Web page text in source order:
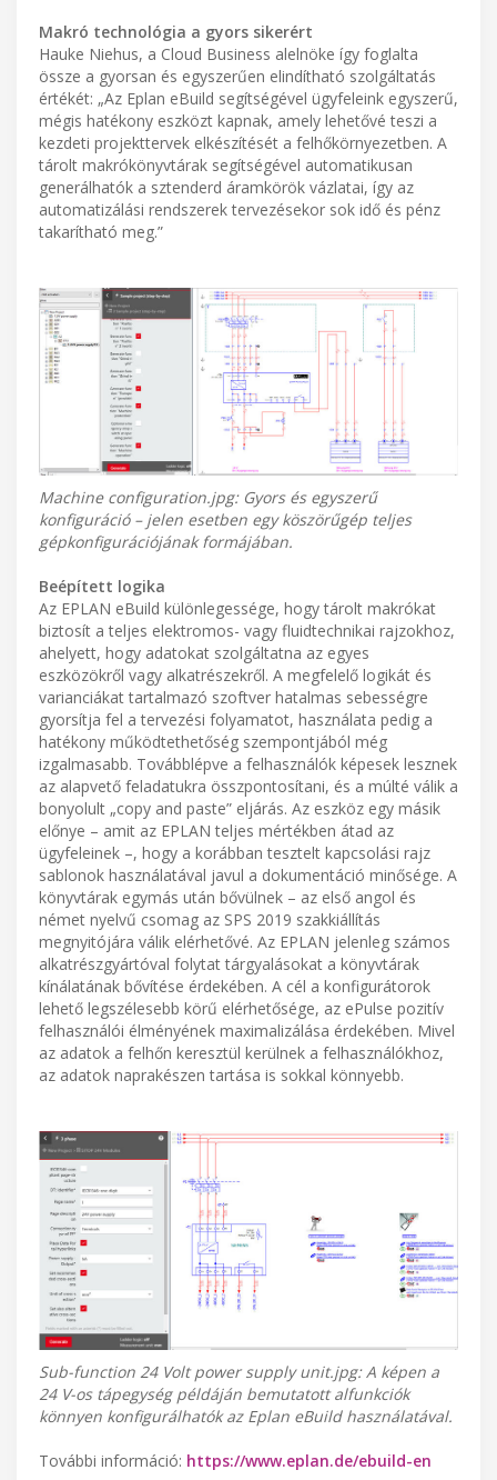
Makró technológia a gyors sikerért
Hauke Niehus, a Cloud Business alelnöke így foglalta
össze a gyorsan és egyszerűen elindítható szolgáltatás
értékét: „Az Eplan eBuild segítségével ügyfeleink egyszerű,
mégis hatékony eszközt kapnak, amely lehetővé teszi a
kezdeti projekttervek elkészítését a felhőkörnyezetben. A
tárolt makrókönyvtárak segítségével automatikusan
generálhatók a sztenderd áramkörök vázlatai, így az
automatizálási rendszerek tervezésekor sok idő és pénz
takarítható meg.”
Machine configuration.jpg: Gyors és egyszerű
konfiguráció – jelen esetben egy köszörűgép teljes
gépkonfigurációjának formájában.
Beépített logika
Az EPLAN eBuild különlegessége, hogy tárolt makrókat
biztosít a teljes elektromos- vagy fluidtechnikai rajzokhoz,
ahelyett, hogy adatokat szolgáltatna az egyes
eszközökről vagy alkatrészekről. A megfelelő logikát és
varianciákat tartalmazó szoftver hatalmas sebességre
gyorsítja fel a tervezési folyamatot, használata pedig a
hatékony működtethetőség szempontjából még
izgalmasabb. Továbblépve a felhasználók képesek lesznek
az alapvető feladatukra összpontosítani, és a múlté válik a
bonyolult „copy and paste” eljárás. Az eszköz egy másik
előnye – amit az EPLAN teljes mértékben átad az
ügyfeleinek –, hogy a korábban tesztelt kapcsolási rajz
sablonok használatával javul a dokumentáció minősége. A
könyvtárak egymás után bővülnek – az első angol és
német nyelvű csomag az SPS 2019 szakkiállítás
megnyitójára válik elérhetővé. Az EPLAN jelenleg számos
alkatrészgyártóval folytat tárgyalásokat a könyvtárak
kínálatának bővítése érdekében. A cél a konfigurátorok
lehető legszélesebb körű elérhetősége, az ePulse pozitív
felhasználói élményének maximalizálása érdekében. Mivel
az adatok a felhőn keresztül kerülnek a felhasználókhoz,
az adatok naprakészen tartása is sokkal könnyebb.
Sub-function 24 Volt power supply unit.jpg: A képen a
24 V-os tápegység példáján bemutatott alfunkciók
könnyen konfigurálhatók az Eplan eBuild használatával.
További információ: https://www.eplan.de/ebuild-en